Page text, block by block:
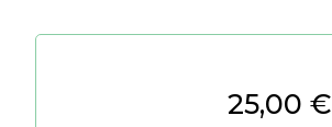
25,00 €